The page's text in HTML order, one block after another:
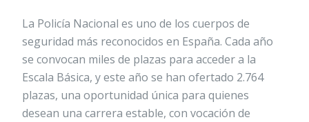
La Policía Nacional es uno de los cuerpos de
seguridad más reconocidos en España. Cada año
se convocan miles de plazas para acceder a la
Escala Básica, y este año se han ofertado 2.764
plazas, una oportunidad única para quienes
desean una carrera estable, con vocación de